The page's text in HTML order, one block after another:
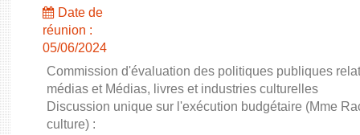
Date de
réunion :
05/06/2024
Commission d'évaluation des politiques publiques
médias et Médias, livres et industries culturelles
Discussion unique sur l'exécution budgétaire (Mme
culture) :